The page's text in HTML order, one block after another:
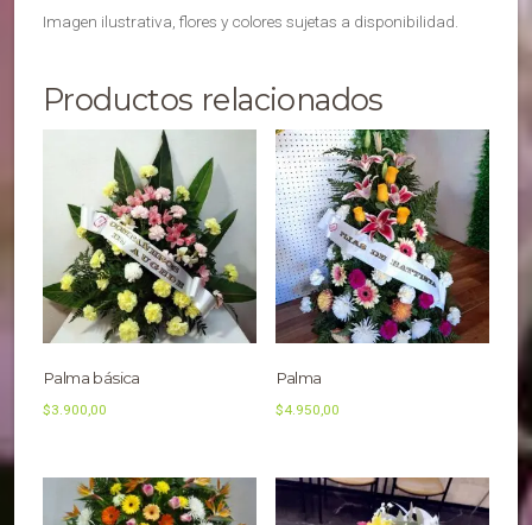
Imagen ilustrativa, flores y colores sujetas a disponibilidad.
Productos relacionados
Palma básica
$3.900,00
Palma
$4.950,00